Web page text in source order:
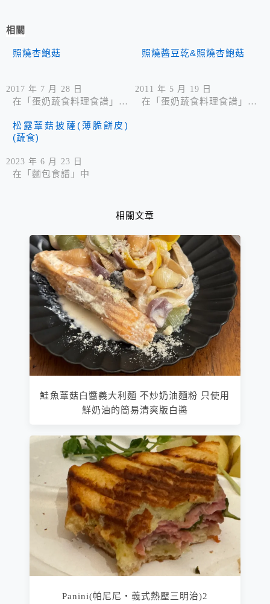
相關
照燒杏鮑菇
2017 年 7 月 28 日
在「蛋奶蔬食料理食譜」中
照燒醬豆乾&照燒杏鮑菇
2011 年 5 月 19 日
在「蛋奶蔬食料理食譜」中
松露蕈菇披薩(薄脆餅皮)
(蔬食)
2023 年 6 月 23 日
在「麵包食譜」中
相關文章
鮭魚蕈菇白醬義大利麵 不炒奶油麵粉 只使用
鮮奶油的簡易清爽版白醬
Panini(帕尼尼‧義式熱壓三明治)2